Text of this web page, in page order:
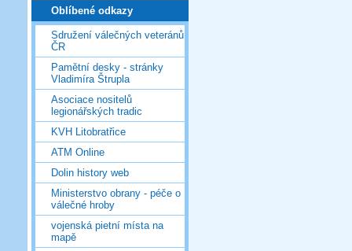
Oblíbené odkazy
Sdružení válečných veteránů
ČR
Pamětní desky - stránky
Vladimíra Štrupla
Asociace nositelů
legionářských tradic
KVH Litobratřice
ATM Online
Dolin history web
Ministerstvo obrany - péče o
válečné hroby
vojenská pietní místa na
mapě